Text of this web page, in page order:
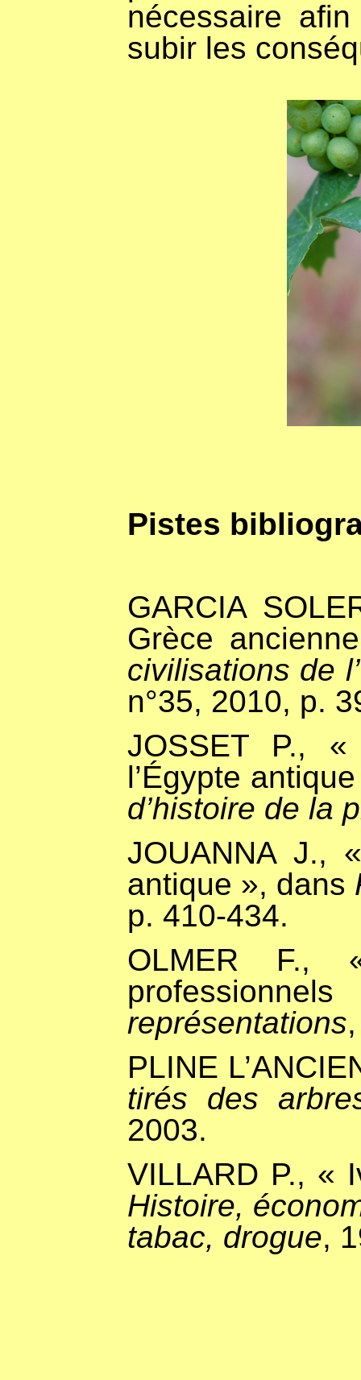
nécessaire
subir les
Pistes
GARCIA
Grèce
civilisations de
n°35, 2010, p.
JOSSET P.,
l’Égypte
d’histoire de la
JOUANNA J.,
antique », dans
p. 410-434.
OLMER F.,
représentations
PLINE
tirés des
2003.
VILLARD P., «
Histoire,
tabac, drogue,